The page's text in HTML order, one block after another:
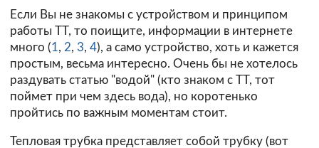
Если Вы не знакомы с устройством и принципом
работы ТТ, то поищите, информации в интернете
много (1, 2, 3, 4), а само устройство, хоть и кажется
простым, весьма интересно. Очень бы не хотелось
раздувать статью "водой" (кто знаком с ТТ, тот
поймет при чем здесь вода), но коротенько
пройтись по важным моментам стоит.
Тепловая трубка представляет собой трубку (вот